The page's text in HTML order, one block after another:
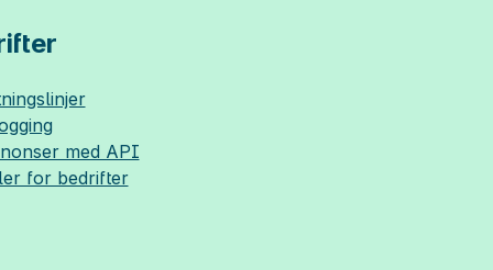
med API
for bedrifter